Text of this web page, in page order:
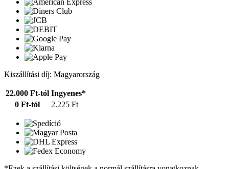
Kiszállítási díj: Magyarország
22.000 Ft-tól Ingyenes*
0 Ft-tól
2.225 Ft